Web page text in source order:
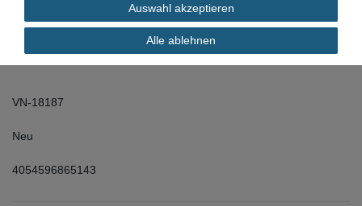
VN-18187
Neu
4054596865143
Auswahl akzeptieren
Alle ablehnen